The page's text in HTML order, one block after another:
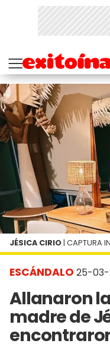
ESCÁNDALO 25-03-
Allanaron
madre de
JÉSICA CIRIO | CAPTURA